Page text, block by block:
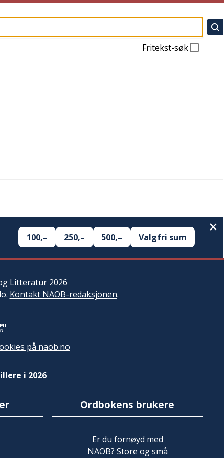
Fritekst-søk
100,– 250,– 500,– Valgfri sum
Litteratur2026
Kontakt NAOB-redaksjonen.
på naob.no
i 2026
Ordbokens brukere
Er du fornøyd med
NAOB? Store og små